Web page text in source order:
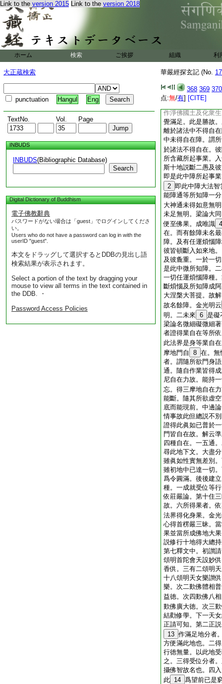
Link to the version 2015 Link to the version 2018
ホーム 検索 ご挨拶 組織 利
大正蔵検索
punctuation Hangul Eng
TextNo. Vol. Page
INBUDS
INBUDS(Bibliographic Database)
Search
Digital Dictionary of Buddhism
電子佛教辭典
パスワードがない場合は「guest」でログインしてくださ
い。
Users who do not have a password can log in with the
userID "guest".
本文をドラッグして選択するとDDBの見出し語
検索結果が表示されます。
Select a portion of the text by dragging your
mouse to view all terms in the text contained in
the DDB. ・
Password Access Policies
華嚴經探玄記 (No.
368 369 370
点:無/有] [CITE]
雲雨法雨故故名法
十住論無佛世界能
密云。麁重之
大雲。皆能遍覆故
理故。是故經云廣
界法身圓滿。喩如
法身及修生法身。
法雲。餘義如下釋
有三義。一前雖得
滿法身現前故。今
來也。餘二門可知
作淨佛國土及化衆
覺滿足。此是勝故
離於諸法中不得自
中未得自在障。謂
於諸法不得自在。
所含藏所起事業。
斯十地説斷二愚及
即是此中障所起事
2 即此中障大法
能障通等所知障一
大神通未得如意無
未足無明。梁論大
便至佛果。成唯識 4
在。而有餘障未名
障。及有任運煩惱
彼皆頓斷入如來地
及彼麁重。一於一
是此中微所知障。
一切任運煩惱障種
斷煩惱及所知障成
大涅槃大菩提。故
故名餘障。金光明云
明。二未來 6 是礙
梁論名微細礙微細
者證得業自在等所
此法界是身等業自
摩地門自
8 在。無
者。謂隨所欲門身
通。隨自作業皆得
尼自在力故。能持
忘。得三摩地自在
能斷。隨其所欲虚
底而能現前。中邊
情事故此但總説不
證得此眞如已普於
門皆自在故。解云
四種自在。一五通
尋此地下文。大盡
雖眞如性實無差別
雖初地中已達一切
爲令圓滿。後後建
種。一成就受位等
依莊嚴論。第十住
故。六所得果者。
法界得化身果。金
心得首楞嚴三昧。
果並當所成佛地大
説修行十地得大總
第七釋文中。初讃
頌明首陀會天設妙
香供。三有二頌明
十八頌明天女樂讃
樂。次二歎佛體相
益徳。次四歎佛八
歎佛廣大徳。次三
結勸修學。下一天
正請可知。第二正
13 作滿足地分者
方便滿此地也。二
行徳無量。以此地
之。三得受位分者
攝佛智故名也。四
此 14 爲望前已是